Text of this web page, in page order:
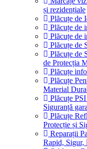
și rezidențiale
Plăcuțe de
Plăcuțe de
Plăcuțe de
Plăcuțe de
Plăcuțe de
de Protecția
Plăcuțe
Plăcuțe
Material
Plăcuțe
Siguranță
Plăcuțe
Protecție și
Reparații
Rapid, Sigur,